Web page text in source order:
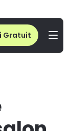
Gratuit
Stratégie marketing salon de coiffure | Publicité salon de coiffure